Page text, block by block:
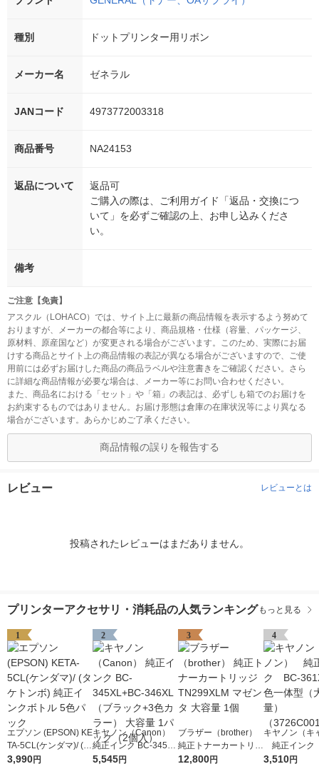
種別 ドットプリンター用リボン
メーカー名 ゼネラル
JANコード 4973772003318
商品番号 NA24153
返品について
返品可
ご購入の際は、ご利用ガイド「返品・交換につ
いて」を必ずご確認の上、お申し込みくださ
い。
備考
ご注意【免責】
アスクル（LOHACO）では、サイト上に最新の商品情報を表示するよう努めて
おりますが、メーカーの都合等により、商品規格・仕様（容量、パッケージ、
原材料、原産国など）が変更される場合がございます。このため、実際にお届
けする商品とサイト上の商品情報の表記が異なる場合がございますので、ご使
用前には必ずお届けした商品の商品ラベルや注意書きをご確認ください。さら
に詳細な商品情報が必要な場合は、メーカー等にお問い合わせください。
また、商品名における「セット」や「箱」の表記は、必ずしも箱でのお届けを
お約束するものではありません。お届け形態は倉庫の在庫状況等により異なる
場合がございます。あらかじめご了承ください。
商品情報の誤りを報告する
レビュー レビューとは
投稿されたレビューはまだありません。
プリンターアクセサリ・消耗品の人気ランキング もっと見る
1
エプソン (EPSON) KE
TA-5CL(ケンダマ)/ (タ
ケトンボ) 純正インク
3,990円
2
キヤノン（Canon）
純正インク BC-345XL
+BC-346XL （ブラッ
5,545円
3
ブラザー（brother）
純正トナーカートリッ
ジ TN299XLM マゼン
12,800円
4
キヤノン（キ
純正イン
1XL 3色一体
3,510円